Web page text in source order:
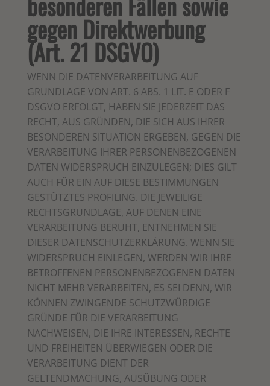
gegen Direktwerbung
(Art. 21 DSGVO)
WENN DIE DATENVERARBEITUNG AUF
GRUNDLAGE VON ART. 6 ABS. 1 LIT. E ODER F
DSGVO ERFOLGT, HABEN SIE JEDERZEIT DAS
RECHT, AUS GRÜNDEN, DIE SICH AUS IHRER
BESONDEREN SITUATION ERGEBEN, GEGEN DIE
VERARBEITUNG IHRER PERSONENBEZOGENEN
DATEN WIDERSPRUCH EINZULEGEN; DIES GILT
AUCH FÜR EIN AUF DIESE BESTIMMUNGEN
GESTÜTZTES PROFILING. DIE JEWEILIGE
RECHTSGRUNDLAGE, AUF DENEN EINE
VERARBEITUNG BERUHT, ENTNEHMEN SIE
DIESER DATENSCHUTZERKLÄRUNG. WENN SIE
WIDERSPRUCH EINLEGEN, WERDEN WIR IHRE
BETROFFENEN PERSONENBEZOGENEN DATEN
NICHT MEHR VERARBEITEN, ES SEI DENN, WIR
KÖNNEN ZWINGENDE SCHUTZWÜRDIGE
GRÜNDE FÜR DIE VERARBEITUNG
NACHWEISEN, DIE IHRE INTERESSEN, RECHTE
UND FREIHEITEN ÜBERWIEGEN ODER DIE
VERARBEITUNG DIENT DER
GELTENDMACHUNG, AUSÜBUNG ODER